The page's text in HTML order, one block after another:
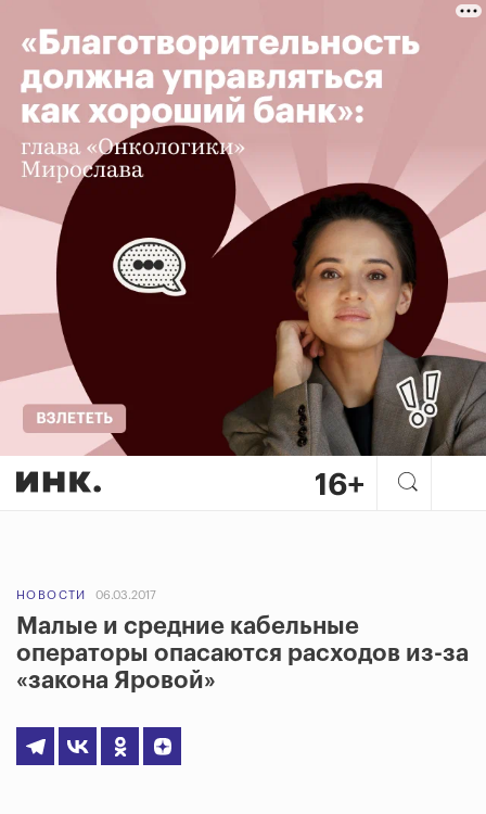
НОВОСТИ 06.03.2017
Малые и средние кабельные
операторы опасаются расходов из-за
«закона Яровой»